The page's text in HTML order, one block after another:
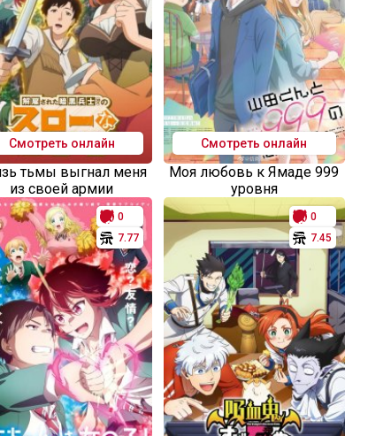
Смотреть онлайн
тьмы выгнал меня
из своей армии
Смотреть онлайн
Моя любовь к Ямаде 999
уровня
0
7.77
0
7.45